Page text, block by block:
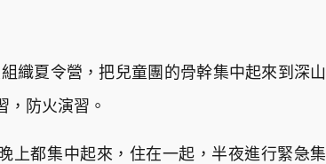
織夏令營，把兒童團的骨幹集中起來到深山
，防火演習。
上都集中起來，住在一起，半夜進行緊急集